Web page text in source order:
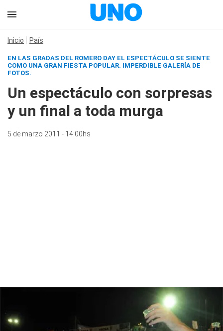
Inicio País
EN LAS GRADAS DEL ROMERO DAY EL ESPECTÁCULO SE SIENTE
COMO UNA GRAN FIESTA POPULAR. IMPERDIBLE GALERÍA DE
FOTOS.
Un espectáculo con sorpresas
y un final a toda murga
5 de marzo 2011 - 14:00hs